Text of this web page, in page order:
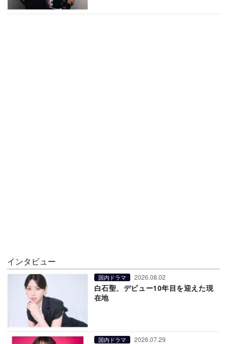
インタビュー
国内ドラマ 2026.08.02
白石聖、デビュー10年目を迎えた現
在地
国内ドラマ 2026.07.29